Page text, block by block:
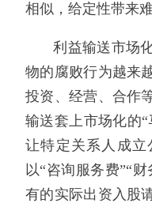
相似，给定性带来难
利益输送市场
物的腐败行为越来
投资、经营、合作
输送套上市场化的
让特定关系人成立
以“咨询服务费”“
有的实际出资入股